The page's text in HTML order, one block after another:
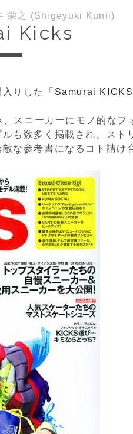
栄之 (Shigeyuki Kunii)
Kicks
りした「 Samurai KICKS
、スニーカーにモノ的なフ
も数多く掲載され、スト
な参考書になるコト請け